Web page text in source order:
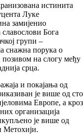
истинита
Луке
замијенио
Бога
групи –
снажна порука о
на слогу међу
срца.
и покајања од
је више од сто
Европе, а кроз
организација
је више од
Метохији.